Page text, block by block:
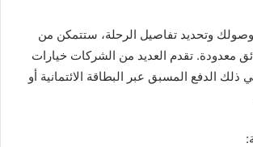
وصولك وتحديد تفاصيل الرحلة، ستتمكن من
معدودة. تقدم العديد من الشركات خيارات
ذلك الدفع المسبق عبر البطاقة الائتمانية أو